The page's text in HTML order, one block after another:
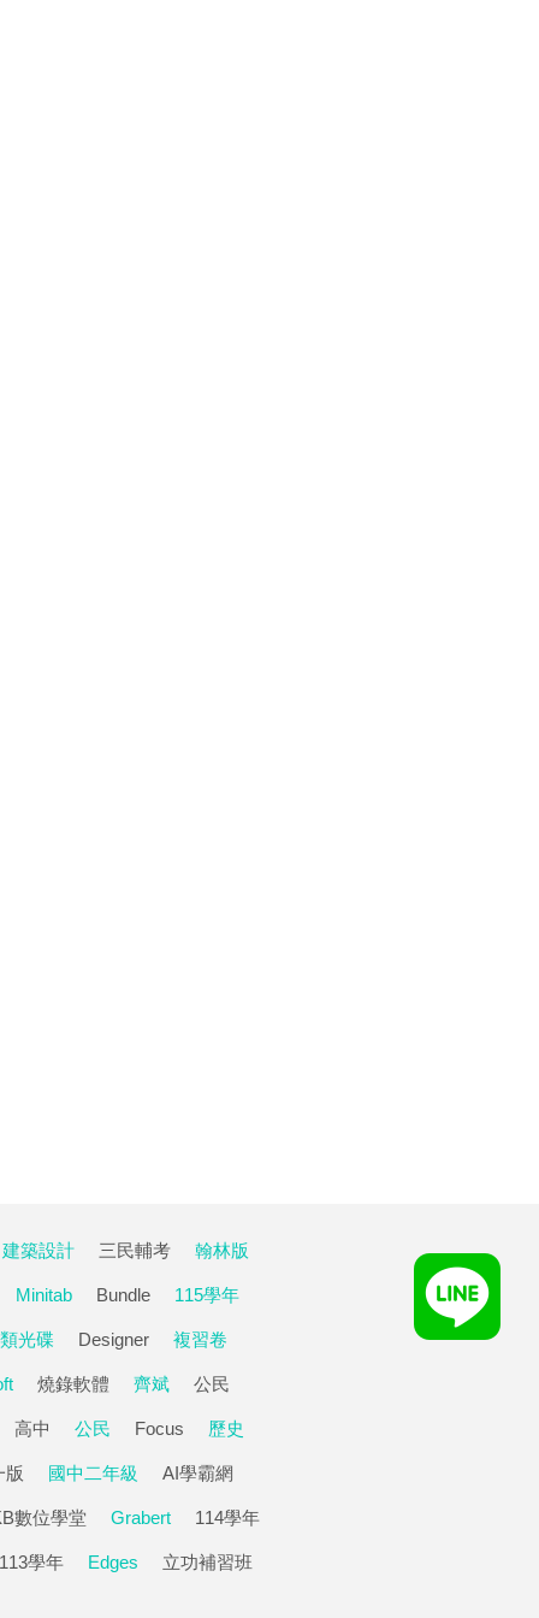
建築設計 三民輔考 翰林版
Minitab Bundle 115學年
光碟 Designer 複習卷
燒錄軟體 齊斌 公民
高中 公民 Focus 歷史
版 國中二年級 AI學霸網
數位學堂 Grabert 114學年
113學年 Edges 立功補習班